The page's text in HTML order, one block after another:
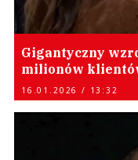
Gigantyczny
milionów
16.01.2026 / 13:32